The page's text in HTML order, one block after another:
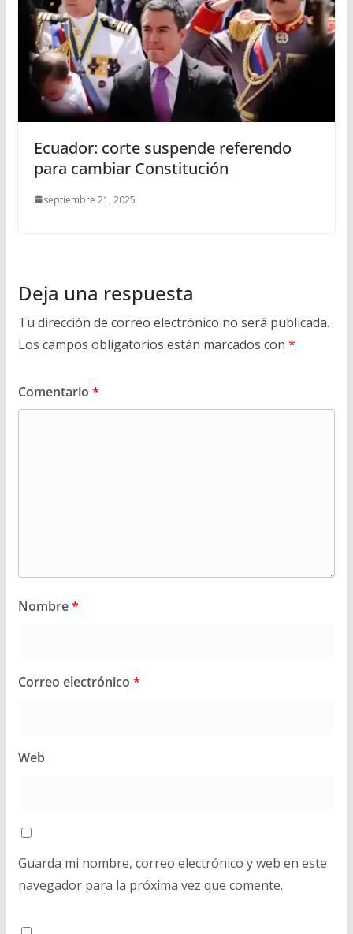
Ecuador: corte suspende referendo
para cambiar Constitución
septiembre 21, 2025
Deja una respuesta
Tu dirección de correo electrónico no será publicada.
Los campos obligatorios están marcados con *
Comentario *
Nombre*
Correo electrónico *
Web
Guarda mi nombre, correo electrónico y web en este
navegador para la próxima vez que comente.